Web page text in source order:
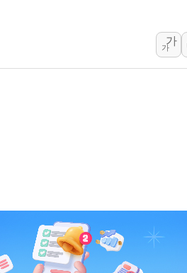
러, 1인칭시점 드론으로 우
[베트남 증시] 지수 하락 속
'월가의 황제' 다이먼 "금융
양주 섬유염색공장서 화재 1
김정관 산업부 장관 "주 52
해군 1함대 창설 80주년…지
[3보] 북, 원산서 동해로 단
주한미군 "오산기지 누출,
구미 폐염산처리업체서 불 2
해군과 함께하는 '불금전파, 송
강원도 폭염특보 11일째…온
가
가